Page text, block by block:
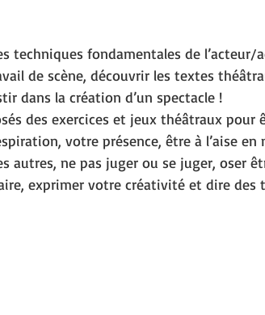
techniques fondamentales de l’acteur/
de scène, découvrir les textes
dans la création d’un spectacle !
des exercices et jeux théâtraux pour
votre présence, être à l’aise en
autres, ne pas juger ou se juger, oser
exprimer votre créativité et dire des